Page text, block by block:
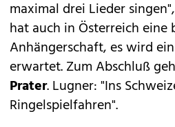
maximal drei Lieder
hat auch in Österreich eine
Anhängerschaft, es wird
erwartet. Zum Abschluß
Prater. Lugner: "Ins
Ringelspielfahren".